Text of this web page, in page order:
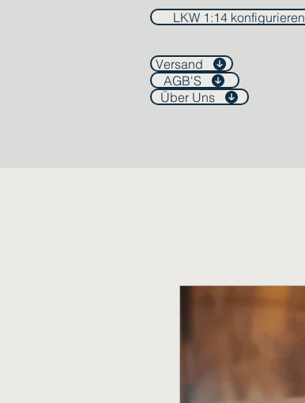
LKW 1:14 konfigurieren
Versand
AGB'S
Über Uns